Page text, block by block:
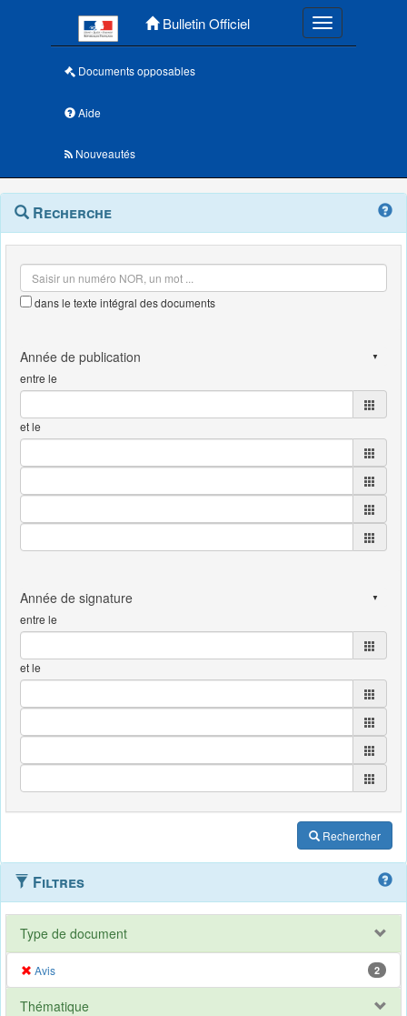
Bulletin Officiel Toggle
Documents opposables
Aide
Nouveautés
Navigation
outils
Menu
contextuel
Recherche
dans le texte intégral des documents
entre le
et le
entre le
et le
Rechercher
Filtres
Type de document
Avis 2
Thématique